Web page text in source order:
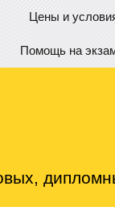
Цены и
Помощь на